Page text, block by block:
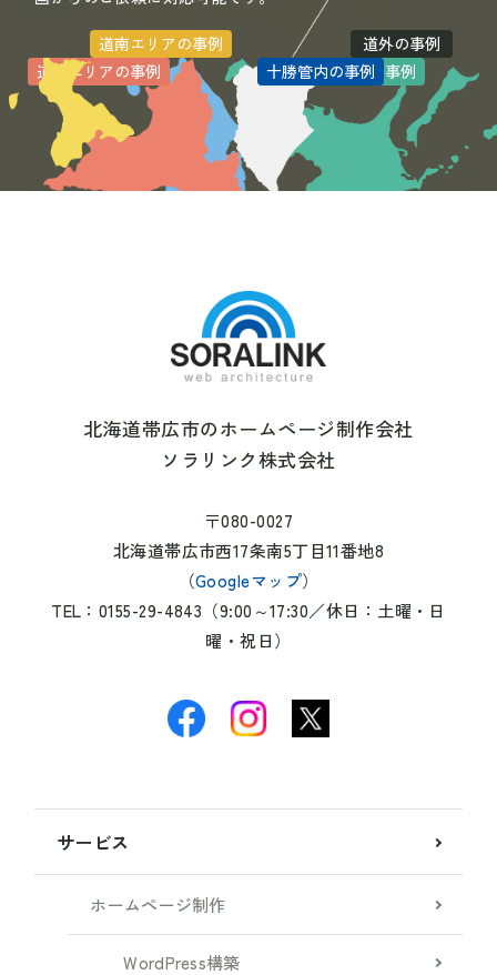
道北エリアの事例 道東エリアの事例
道央エリアの事例
道南エリアの事例
十勝管内の事例
道外の事例
北海道帯広市のホームページ制作会社
ソラリンク株式会社
〒080-0027
北海道帯広市西17条南5丁目11番地8
（Googleマップ）
TEL：0155-29-4843（9:00～17:30／休日：土曜・日
曜・祝日）
サービス
ホームページ制作
WordPress構築